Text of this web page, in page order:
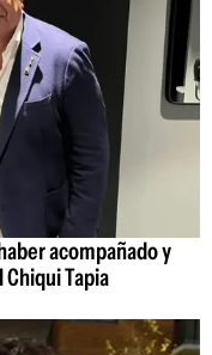
acompañado y
Tapia